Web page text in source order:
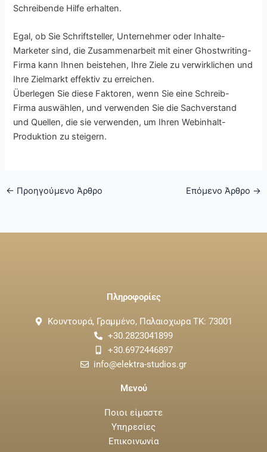
Schreibende Hilfe erhalten.
Egal, ob Sie Schriftsteller, Unternehmer oder Inhalte-
Marketer sind, die Zusammenarbeit mit einer Ghostwriting-
Firma kann Ihnen beistehen, Ihre Ziele zu verwirklichen und
Ihre Zielmarkt effektiv zu erreichen.
Überlegen Sie diese Faktoren, wenn Sie eine Schreib-
Firma auswählen, und verwenden Sie die Sachverstand
und Quellen, die sie verwenden, um Ihren Webinhalt-
Produktion zu steigern.
← Προηγούμενο Άρθρο Επόμενο Άρθρο →
Πληροφορίες
Κουντουρά, Γραμμένο, Παλαιοχωρα ΤΚ: 73001
+30.2823041899
+30.6972446897
info@elektra-studios.gr
Μενού
Ποιοι είμαστε
Υπηρεσίες
Επικοινωνία